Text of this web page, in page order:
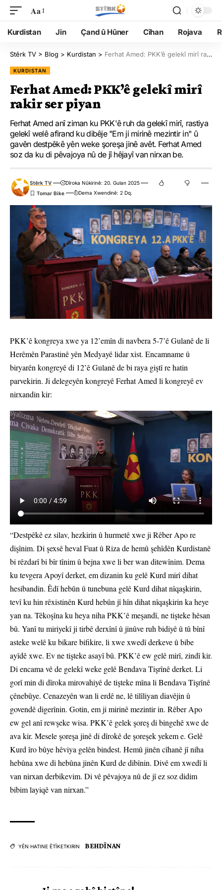
Aa
Kurdistan Jin Çand û Hûner Cîhan Rojava
Stêrk TV > Blog > Kurdistan > Ferhat Amed: PKK’ê gelekî mirî rakir ser piyan
KURDISTAN
Ferhat Amed: PKK’ê gelekî mirî
rakir ser piyan
Ferhat Amed anî ziman ku PKK'ê ruh da gelekî mirî, rastiya
gelekî welê afirand ku dibêje "Em ji mirinê mezintir in" û
gavên destpêkê yên weke şoreşa jinê avêt. Ferhat Amed
soz da ku di pêvajoya nû de jî hêjayî van nirxan be.
Stêrk TV
Dîroka Nûkirinê: 20. Gulan 2025
Dema Xwendinê: 2 Dq.
PKK’ê kongreya xwe ya 12’emîn di navbera 5-7’ê Gulanê de li
Herêmên Parastinê yên Medyayê lidar xist. Encamname û
biryarên kongreyê di 12’ê Gulanê de bi raya giştî re hatin
parvekirin. Ji delegeyên kongreyê Ferhat Amed li kongreyê ev
nirxandin kir:
“Destpêkê ez silav, hezkirin û hurmetê xwe ji Rêber Apo re
dişînim. Di şexsê heval Fuat û Riza de hemû şehîdên Kurdistanê
bi rêzdarî bi bîr tînim û bejna xwe li ber wan ditewînim. Dema
ku tevgera Apoyî derket, em dizanin ku gelê Kurd mirî dihat
hesibandin. Êdî hebûn û tunebuna gelê Kurd dihat nîqaşkirin,
tevî ku hin rêxistinên Kurd hebûn jî hîn dihat nîqaşkirin ka heye
yan na. Têkoşîna ku heya niha PKK’ê meşandî, ne tişteke hêsan
bû. Yanî tu miriyekî ji tirbê derxînî û jinûve ruh bidiyê û tû bînî
asteke welê ku bikare bifikire, li xwe xwedî derkeve û bibe
ayîdê xwe. Ev ne tişteke asayî bû. PKK’ê ew gelê mirî, zindî kir.
Di encama vê de gelekî weke gelê Bendava Tişrînê derket. Li
gorî min di dîroka mirovahiyê de tişteke mîna li Bendava Tişrînê
çênebûye. Cenazeyên wan li erdê ne, lê tilîliyan diavêjin û
govendê digerînin. Gotin, em ji mirinê mezintir in. Rêber Apo
ew gel anî rewşeke wisa. PKK’ê gelek şoreş di bingehê xwe de
ava kir. Mesele şoreşa jinê di dîrokê de şoreşek yekem e. Gelê
Kurd îro bûye hêviya gelên bindest. Hemû jinên cîhanê jî niha
hebûna xwe di hebûna jinên Kurd de dibînin. Divê em xwedî li
van nirxan derbikevim. Di vê pêvajoya nû de jî ez soz didim
bibim layiqê van nirxan.”
YÊN HATINE ÊTÎKETKIRIN BEHDÎNAN